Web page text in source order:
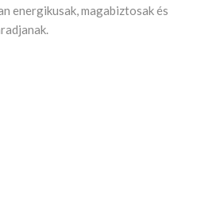
energikusak, magabiztosak és